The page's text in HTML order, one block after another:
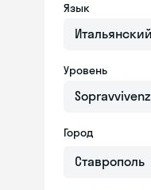
Язык
Уровень
Город